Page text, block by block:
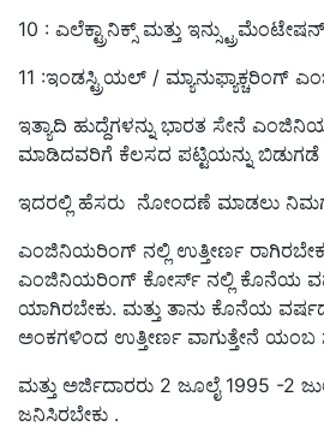
10 : ಎಲೆಕ್ಟ್ರಾನಿಕ್ಸ್ ಮತ್ತು
11 :ಇಂಡಸ್ಟ್ರಿಯಲ್ / ಮ್ಯಾನುಫ್ಯಾಕ್ಚರಿಂಗ್
ಇತ್ಯಾದಿ ಹುದ್ದೆಗಳನ್ನು ಭಾರತ ಸೇನೆ
ಮಾಡಿದವರಿಗೆ ಕೆಲಸದ ಪಟ್ಟಿಯನ್ನು
ಇದರಲ್ಲಿ ಹೆಸರು ನೋಂದಣೆ ಮಾಡಲು
ಎಂಜಿನಿಯರಿಂಗ್ ನಲ್ಲಿ ಉತ್ತೀರ್ಣ
ಎಂಜಿನಿಯರಿಂಗ್ ಕೋರ್ಸ್ ನಲ್ಲಿ ಕೊನೆಯ
ಯಾಗಿರಬೇಕು. ಮತ್ತು ತಾನು ಕೊನೆಯ ವರ್ಷದ
ಅಂಕಗಳಿಂದ ಉತ್ತೀರ್ಣ ವಾಗುತ್ತೇನೆ ಯಂಬ
ಮತ್ತು ಅರ್ಜಿದಾರರು 2 ಜೂಲೈ 1995 -2
ಜನಿಸಿರಬೇಕು .